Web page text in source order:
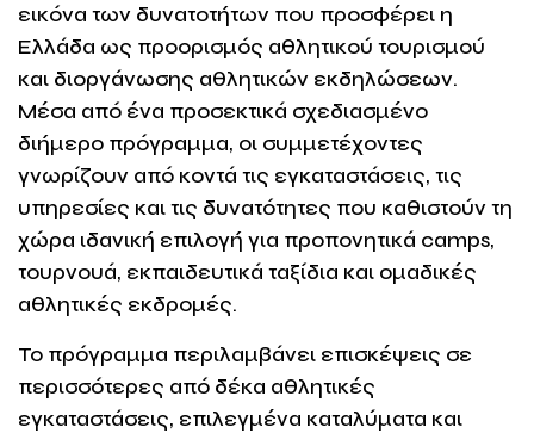
εικόνα των δυνατοτήτων που προσφέρει η
Ελλάδα ως προορισμός αθλητικού τουρισμού
και διοργάνωσης αθλητικών εκδηλώσεων.
Μέσα από ένα προσεκτικά σχεδιασμένο
διήμερο πρόγραμμα, οι συμμετέχοντες
γνωρίζουν από κοντά τις εγκαταστάσεις, τις
υπηρεσίες και τις δυνατότητες που καθιστούν τη
χώρα ιδανική επιλογή για προπονητικά camps,
τουρνουά, εκπαιδευτικά ταξίδια και ομαδικές
αθλητικές εκδρομές.
Το πρόγραμμα περιλαμβάνει επισκέψεις σε
περισσότερες από δέκα αθλητικές
εγκαταστάσεις, επιλεγμένα καταλύματα και